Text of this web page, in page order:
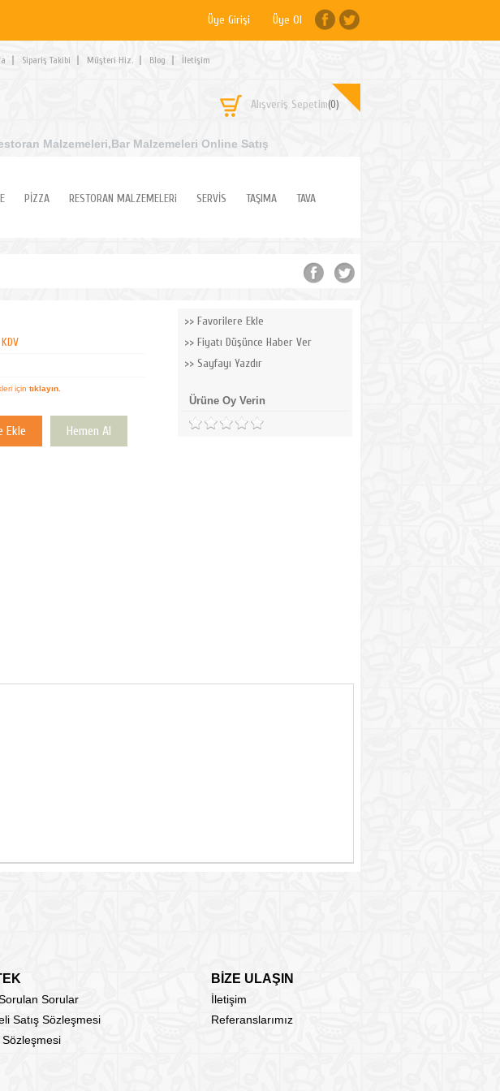
Üye Girişi Üye Ol
Sipariş Takibi Müşteri Hiz. Blog İletişim
Alışveriş Sepetim(0)
Malzemeleri,Bar Malzemeleri Online Satış
PİZZA RESTORAN MALZEMELERi SERVİS TAŞIMA TAVA
için tıklayın.
Favorilere Ekle
Fiyatı Düşünce Haber Ver
Sayfayı Yazdır
Ürüne Oy Verin
BİZE ULAŞIN
Sorular
İletişim
Satış Sözleşmesi
Referanslarımız
Sözleşmesi